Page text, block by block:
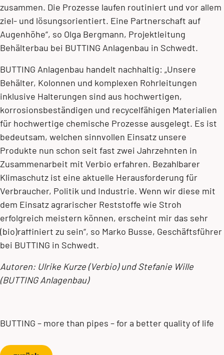
zusammen. Die Prozesse laufen routiniert und vor allem
ziel- und lösungsorientiert. Eine Partnerschaft auf
Augenhöhe“, so Olga Bergmann, Projektleitung
Behälterbau bei BUTTING Anlagenbau in Schwedt.
BUTTING Anlagenbau handelt nachhaltig: „Unsere
Behälter, Kolonnen und komplexen Rohrleitungen
inklusive Halterungen sind aus hochwertigen,
korrosionsbeständigen und recycelfähigen Materialien
für hochwertige chemische Prozesse ausgelegt. Es ist
bedeutsam, welchen sinnvollen Einsatz unsere
Produkte nun schon seit fast zwei Jahrzehnten in
Zusammenarbeit mit Verbio erfahren. Bezahlbarer
Klimaschutz ist eine aktuelle Herausforderung für
Verbraucher, Politik und Industrie. Wenn wir diese mit
dem Einsatz agrarischer Reststoffe wie Stroh
erfolgreich meistern können, erscheint mir das sehr
(bio)raffiniert zu sein“, so Marko Busse, Geschäftsführer
bei BUTTING in Schwedt.
Autoren: Ulrike Kurze (Verbio) und Stefanie Wille
(BUTTING Anlagenbau)
BUTTING – more than pipes – for a better quality of life